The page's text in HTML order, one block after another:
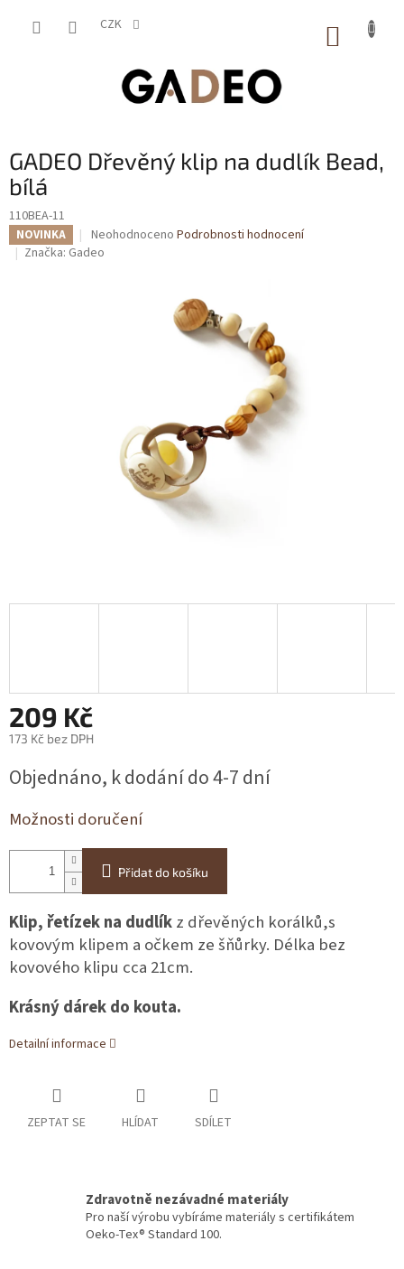
CZK
GADEO Dřevěný klip na dudlík Bead,
bílá
110BEA-11
NOVINKA
Průměrné
hodnocení
Neohodnoceno Podrobnosti hodnocení
Značka: Gadeo
209 Kč
173 Kč bez DPH
cena:
Objednáno, k dodání do 4-7 dní
Možnosti doručení
Přidat do košíku
Klip, řetízek na dudlíkz dřevěných korálků,s
kovovým klipem a očkem ze šňůrky. Délka bez
kovového klipu cca 21cm.
Krásný dárek do kouta.
Detailní informace
ZEPTAT SE HLÍDAT SDÍLET
Zdravotně nezávadné materiály
Pro naší výrobu vybíráme materiály s certifikátem
Oeko-Tex® Standard 100.